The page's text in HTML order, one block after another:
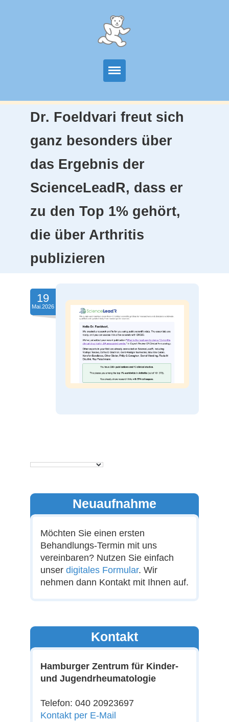
Start
Dr. Foeldvari freut sich
ganz besonders über
das Ergebnis der
ScienceLeadR, dass er
zu den Top 1% gehört,
die über Arthritis
publizieren
19
Mai.2026
Neuaufnahme
Möchten Sie einen ersten
Behandlungs-Termin mit uns
vereinbaren? Nutzen Sie einfach
unser digitales Formular. Wir
nehmen dann Kontakt mit Ihnen auf.
Kontakt
Hamburger Zentrum für Kinder-
und Jugendrheumatologie
Telefon: 040 20923697
Kontakt per E-Mail